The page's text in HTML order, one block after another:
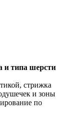
и типа шерсти
стрижка
и зоны
по